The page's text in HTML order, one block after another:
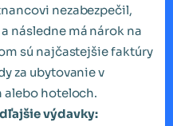
nezabezpečil,
následne má nárok na
sú najčastejšie faktúry
za ubytovanie v
alebo hoteloch.
výdavky: